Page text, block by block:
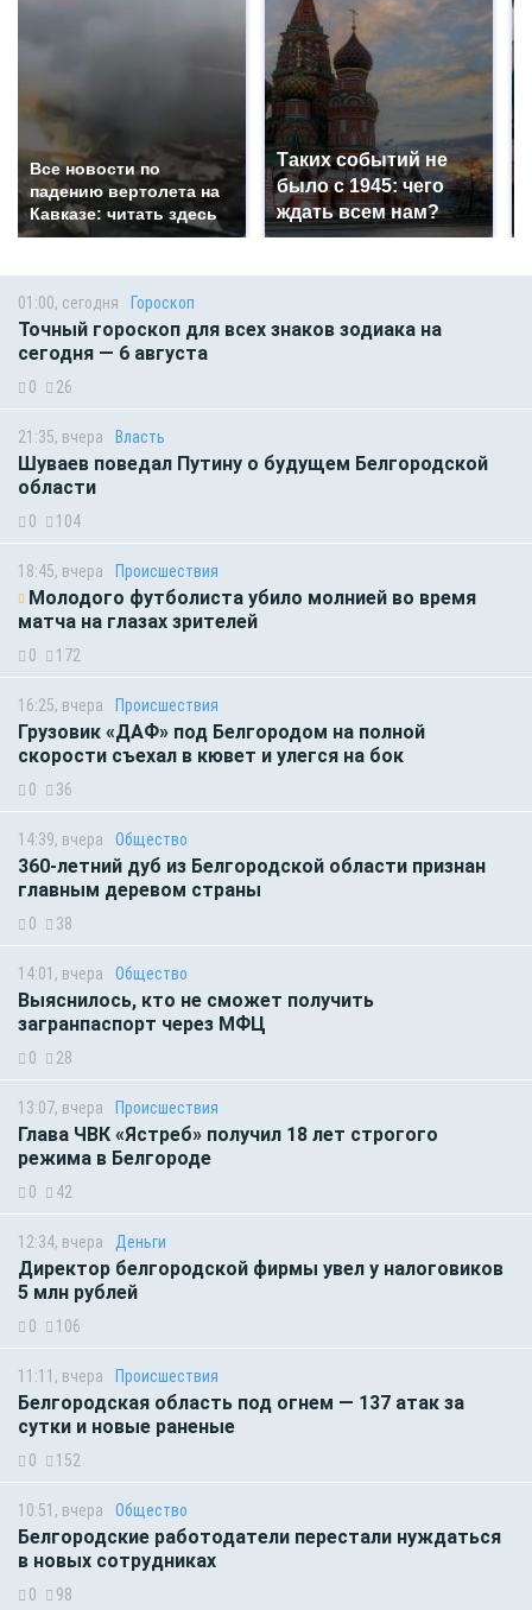
Все новости по
падению вертолета на
Кавказе: читать здесь
Таких событий не
было с 1945: чего
ждать всем нам?
01:00, сегодня Гороскоп
Точный гороскоп для всех знаков зодиака на
сегодня — 6 августа
0 26
21:35, вчера Власть
Шуваев поведал Путину о будущем Белгородской
области
0 104
18:45, вчера Происшествия
Молодого футболиста убило молнией во время
матча на глазах зрителей
0 172
16:25, вчера Происшествия
Грузовик «ДАФ» под Белгородом на полной
скорости съехал в кювет и улегся на бок
0 36
14:39, вчера Общество
360-летний дуб из Белгородской области признан
главным деревом страны
0 38
14:01, вчера Общество
Выяснилось, кто не сможет получить
загранпаспорт через МФЦ
0 28
13:07, вчера Происшествия
Глава ЧВК «Ястреб» получил 18 лет строгого
режима в Белгороде
0 42
12:34, вчера Деньги
Директор белгородской фирмы увел у налоговиков
5 млн рублей
0 106
11:11, вчера Происшествия
Белгородская область под огнем — 137 атак за
сутки и новые раненые
0 152
10:51, вчера Общество
Белгородские работодатели перестали нуждаться
в новых сотрудниках
0 98